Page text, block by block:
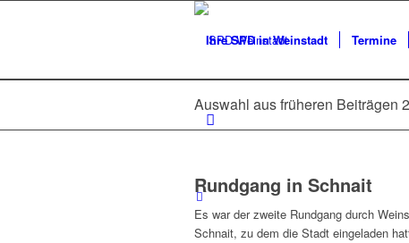
Ihre SPD in Weinstadt Termine
Auswahl aus früheren Beiträgen
Rundgang in Schnait
Es war der zweite Rundgang durch
Schnait, zu dem die Stadt eingeladen